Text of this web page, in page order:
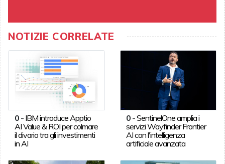
NOTIZIE CORRELATE
0- IBM introduce Apptio
AI Value & ROI per colmare
il divario tra gli investimenti
in AI
0 -SentinelOne amplia i
servizi Wayfinder Frontier
AI con l'intelligenza
artificiale avanzata